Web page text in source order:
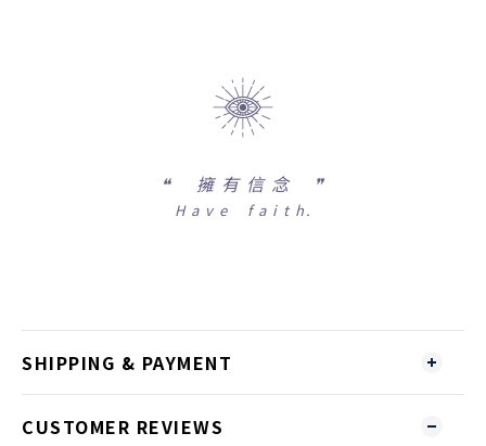
❝ 擁 有 信 念 ❞
H a v e f a i t h.
SHIPPING & PAYMENT
CUSTOMER REVIEWS